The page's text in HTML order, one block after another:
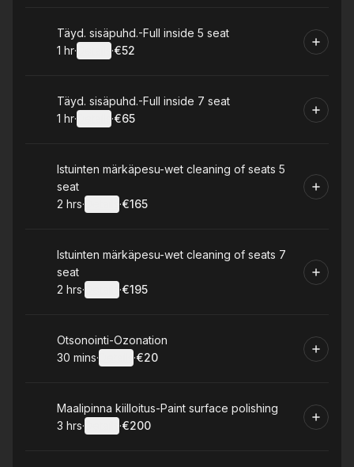
Book
Täyd. sisäpuhd.-Full inside 5 seat
. Duration :
1 hr· ·
.Price
€52
Book
Täyd. sisäpuhd.-Full inside 7 seat
. Duration :
1 hr· ·
.Price
€65
Book
Istuinten märkäpesu-wet cleaning of seats 5
seat
. Duration:
2 hrs· ·
.Price
€165
Book
Istuinten märkäpesu-wet cleaning of seats 7
seat
. Duration:
2 hrs· ·
.Price
€195
Book
Otsonointi-Ozonation
.Duration:
30 mins· ·
.Price
€20
Book
Maalipinna kiilloitus-Paint surface polishing
. Duration:
3 hrs· ·
.Price
€200